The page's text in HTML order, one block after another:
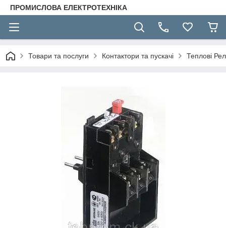
ПРОМИСЛОВА ЕЛЕКТРОТЕХНІКА
Товари та послуги Контактори та пускачі Теплові